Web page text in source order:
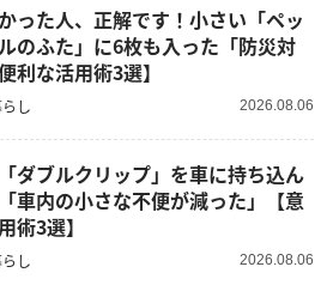
った人、正解です！小さい「ペッ
のふた」に6枚も入った「防災対
利な活用術3選】
し 2026.08.06
ダブルクリップ」を車に持ち込ん
車内の小さな不便が減った」【意
術3選】
し 2026.08.06